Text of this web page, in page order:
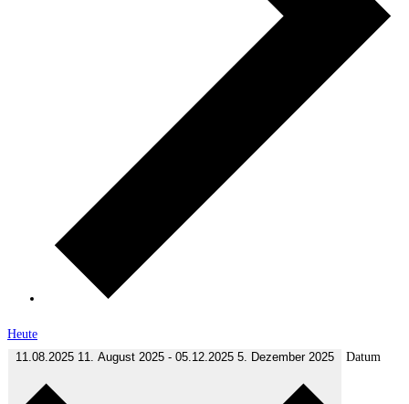
Heute
11.08.2025 11. August 2025 - 05.12.2025 5. Dezember 2025 Datum